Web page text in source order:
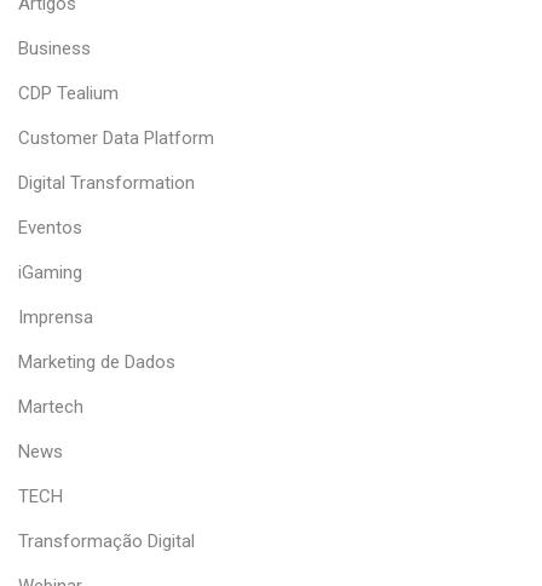
Business
CDP Tealium
Customer Data Platform
Digital Transformation
Eventos
iGaming
Imprensa
Marketing de Dados
Martech
News
TECH
Transformação Digital